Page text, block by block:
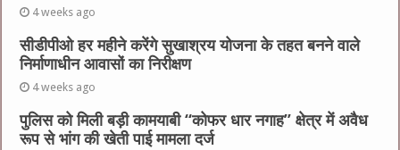
4 weeks ago
सीडीपीओ हर महीने करेंगे सुखाश्रय योजना के तहत बनने वाले
निर्माणाधीन आवासों का निरीक्षण
4 weeks ago
पुलिस को मिली बड़ी कामयाबी “कोफर धार नगाह” क्षेत्र में अवैध
रूप से भांग की खेती पाई मामला दर्ज